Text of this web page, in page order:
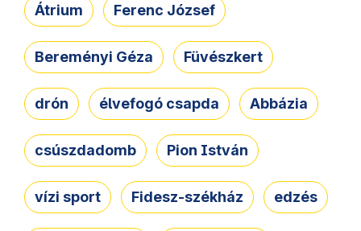
Átrium Ferenc József
Bereményi Géza Füvészkert
drón élvefogó csapda Abbázia
csúszdadomb Pion István
vízi sport Fidesz-székház edzés